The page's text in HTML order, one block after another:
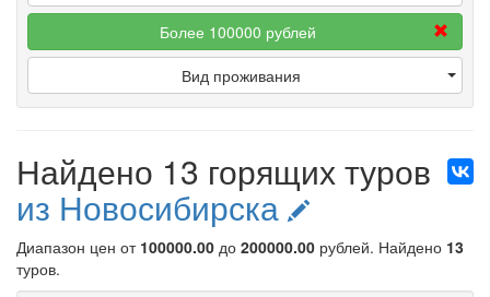
Более 100000 рублей
Вид проживания
Найдено 13 горящих туров
из Новосибирска
Диапазон цен от 100000.00 до 200000.00 рублей. Найдено 13
туров.